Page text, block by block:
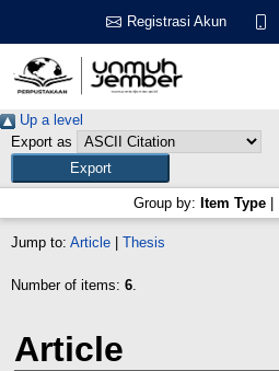
Registrasi Akun
Up a level
Export as
Group by: Item Type
Jump to: Article Thesis
Number of items: 6.
Article